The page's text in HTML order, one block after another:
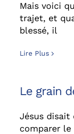
Mais voici
trajet, et
blessé, il
Lire Plus
Le grain
Jésus disait
comparer le